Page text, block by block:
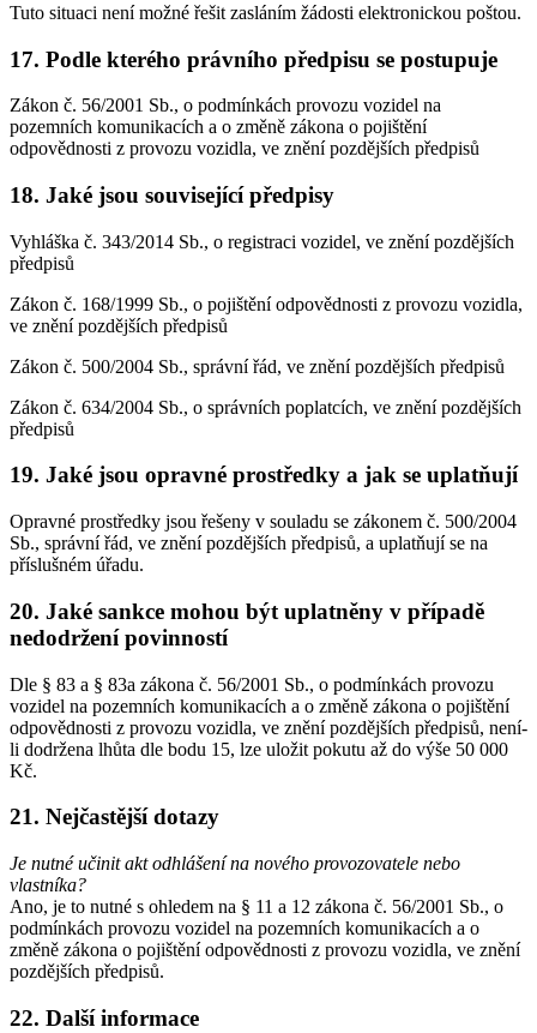
Tuto situaci není možné řešit zasláním žádosti elektronickou poštou.
17. Podle kterého právního předpisu se postupuje
Zákon č. 56/2001 Sb., o podmínkách provozu vozidel na
pozemních komunikacích a o změně zákona o pojištění
odpovědnosti z provozu vozidla, ve znění pozdějších předpisů
18. Jaké jsou související předpisy
Vyhláška č. 343/2014 Sb., o registraci vozidel, ve znění pozdějších
předpisů
Zákon č. 168/1999 Sb., o pojištění odpovědnosti z provozu vozidla,
ve znění pozdějších předpisů
Zákon č. 500/2004 Sb., správní řád, ve znění pozdějších předpisů
Zákon č. 634/2004 Sb., o správních poplatcích, ve znění pozdějších
předpisů
19. Jaké jsou opravné prostředky a jak se uplatňují
Opravné prostředky jsou řešeny v souladu se zákonem č. 500/2004
Sb., správní řád, ve znění pozdějších předpisů, a uplatňují se na
příslušném úřadu.
20. Jaké sankce mohou být uplatněny v případě
nedodržení povinností
Dle § 83 a § 83a zákona č. 56/2001 Sb., o podmínkách provozu
vozidel na pozemních komunikacích a o změně zákona o pojištění
odpovědnosti z provozu vozidla, ve znění pozdějších předpisů, není-
li dodržena lhůta dle bodu 15, lze uložit pokutu až do výše 50 000
Kč.
21. Nejčastější dotazy
Je nutné učinit akt odhlášení na nového provozovatele nebo
vlastníka?
Ano, je to nutné s ohledem na § 11 a 12 zákona č. 56/2001 Sb., o
podmínkách provozu vozidel na pozemních komunikacích a o
změně zákona o pojištění odpovědnosti z provozu vozidla, ve znění
pozdějších předpisů.
22. Další informace